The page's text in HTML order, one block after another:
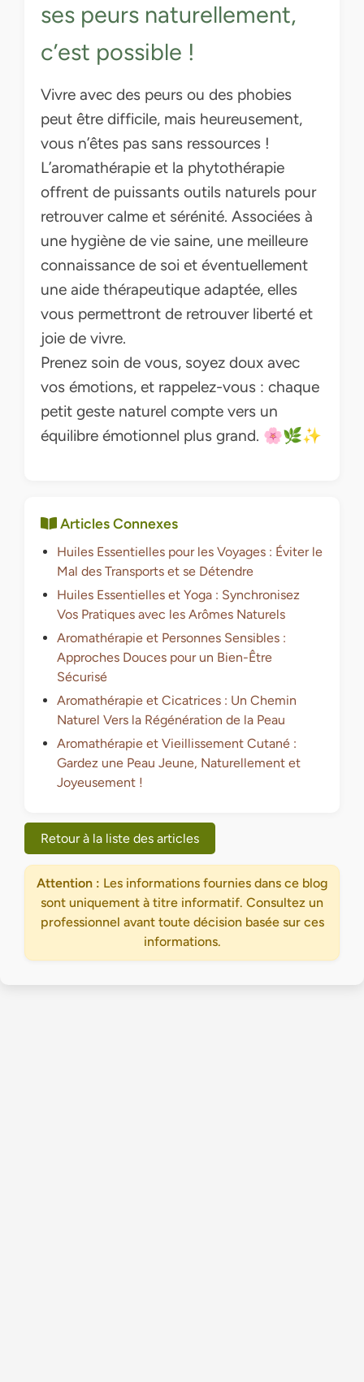
ses peurs naturellement,
c’est possible !
Vivre avec des peurs ou des phobies
peut être difficile, mais heureusement,
vous n’êtes pas sans ressources !
L’aromathérapie et la phytothérapie
offrent de puissants outils naturels pour
retrouver calme et sérénité. Associées à
une hygiène de vie saine, une meilleure
connaissance de soi et éventuellement
une aide thérapeutique adaptée, elles
vous permettront de retrouver liberté et
joie de vivre.
Prenez soin de vous, soyez doux avec
vos émotions, et rappelez-vous : chaque
petit geste naturel compte vers un
équilibre émotionnel plus grand. 🌸🌿✨
Articles Connexes
Huiles Essentielles pour les Voyages : Éviter le
Mal des Transports et se Détendre
Huiles Essentielles et Yoga : Synchronisez
Vos Pratiques avec les Arômes Naturels
Aromathérapie et Personnes Sensibles :
Approches Douces pour un Bien-Être
Sécurisé
Aromathérapie et Cicatrices : Un Chemin
Naturel Vers la Régénération de la Peau
Aromathérapie et Vieillissement Cutané :
Gardez une Peau Jeune, Naturellement et
Joyeusement !
Retour à la liste des articles
Attention : Les informations fournies dans ce blog
sont uniquement à titre informatif. Consultez un
professionnel avant toute décision basée sur ces
informations.